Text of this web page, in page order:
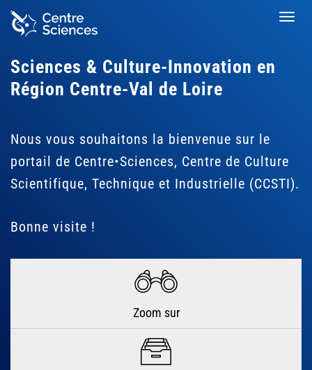
Aller
contenu
Sciences & Culture-Innovation en
Région Centre-Val de Loire
Nous vous souhaitons la bienvenue sur le
portail de Centre•Sciences, Centre de Culture
Scientifique, Technique et Industrielle (CCSTI).
Bonne visite !
Zoom sur